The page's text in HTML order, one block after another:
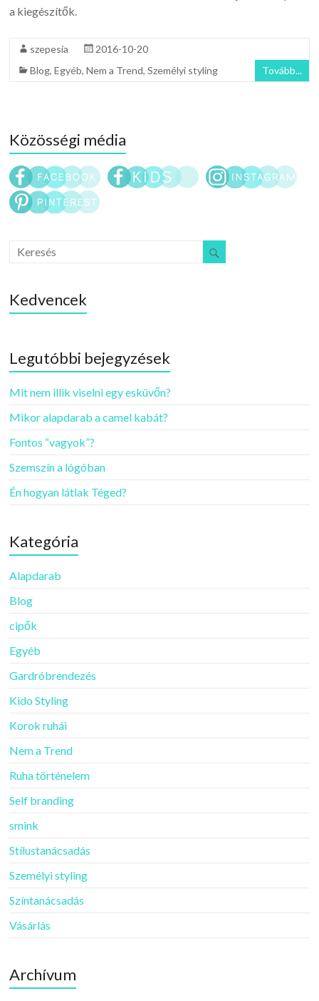
a kiegészítők.
szepesia
2016-10-20
Blog,Egyéb,Nem a Trend,Személyi styling Tovább...
Közösségi média
Kedvencek
Legutóbbi bejegyzések
Mit nem illik viselni egy esküvőn?
Mikor alapdarab a camel kabát?
Fontos “vagyok”?
Szemszín a lógóban
Én hogyan látlak Téged?
Kategória
Alapdarab
Blog
cipők
Egyéb
Gardróbrendezés
Kido Styling
Korok ruhái
Nem a Trend
Ruha történelem
Self branding
smink
Stílustanácsadás
Személyi styling
Színtanácsadás
Vásárlás
Archívum